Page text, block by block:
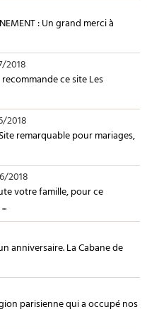
: Un grand merci à
2018
ce site Les
2018
remarquable pour mariages,
2018
votre famille, pour ce
anniversaire. La Cabane de
parisienne qui a occupé nos